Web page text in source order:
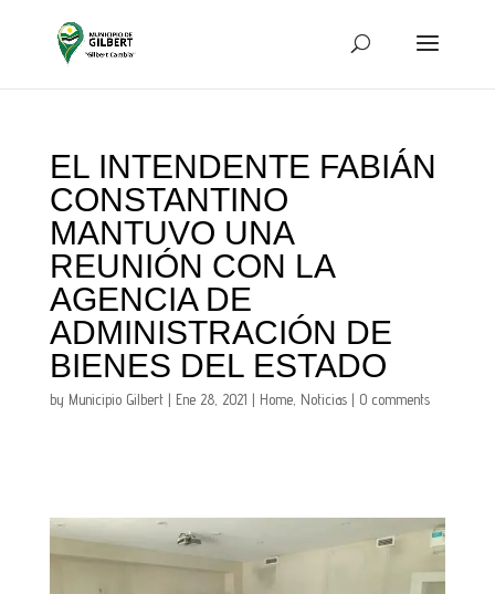
EL INTENDENTE FABIÁN
CONSTANTINO
MANTUVO UNA
REUNIÓN CON LA
AGENCIA DE
ADMINISTRACIÓN DE
BIENES DEL ESTADO
by Municipio Gilbert| Ene 28, 2021 | Home, Noticias| 0 comments